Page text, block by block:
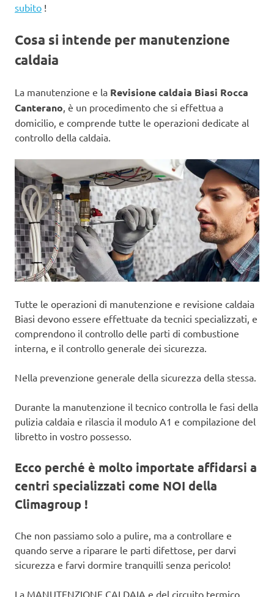
subito !
Cosa si intende per manutenzione
caldaia
La manutenzione e la Revisione caldaia Biasi Rocca
Canterano, è un procedimento che si effettua a
domicilio, e comprende tutte le operazioni dedicate al
controllo della caldaia.
Tutte le operazioni di manutenzione e revisione caldaia
Biasi devono essere effettuate da tecnici specializzati, e
comprendono il controllo delle parti di combustione
interna, e il controllo generale dei sicurezza.
Nella prevenzione generale della sicurezza della stessa.
Durante la manutenzione il tecnico controlla le fasi della
pulizia caldaia e rilascia il modulo A1 e compilazione del
libretto in vostro possesso.
Ecco perché è molto importate affidarsi a
centri specializzati come NOI della
Climagroup !
Che non passiamo solo a pulire, ma a controllare e
quando serve a riparare le parti difettose, per darvi
sicurezza e farvi dormire tranquilli senza pericolo!
La MANUTENZIONE CALDAIA e del circuito termico